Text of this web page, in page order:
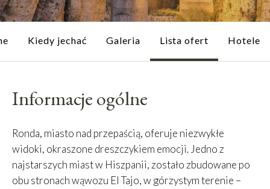
Kiedy jechać Galeria Lista ofert Hotele
Informacje ogólne
Ronda, miasto nad przepaścią, oferuje niezwykłe
widoki, okraszone dreszczykiem emocji. Jedno z
najstarszych miast w Hiszpanii, zostało zbudowane po
obu stronach wąwozu El Tajo, w górzystym terenie –